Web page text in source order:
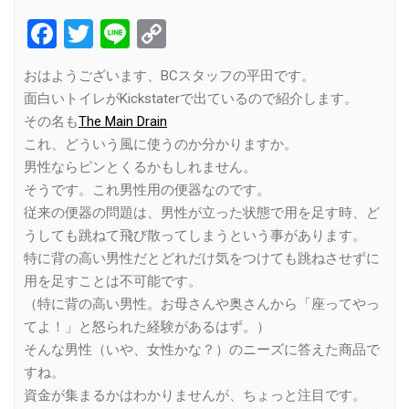
Facebook
Twitter
Line
Link
おはようございます、BCスタッフの平田です。
面白いトイレがKickstaterで出ているので紹介します。
その名もThe Main Drain
これ、どういう風に使うのか分かりますか。
男性ならピンとくるかもしれません。
そうです。これ男性用の便器なのです。
従来の便器の問題は、男性が立った状態で用を足す時、ど
うしても跳ねて飛び散ってしまうという事があります。
特に背の高い男性だとどれだけ気をつけても跳ねさせずに
用を足すことは不可能です。
（特に背の高い男性。お母さんや奥さんから「座ってやっ
てよ！」と怒られた経験があるはず。）
そんな男性（いや、女性かな？）のニーズに答えた商品で
すね。
資金が集まるかはわかりませんが、ちょっと注目です。